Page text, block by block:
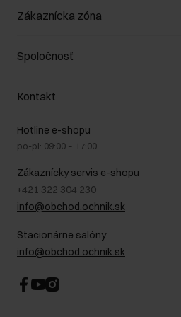
Spravovať súbory cookie
Spôsob platby
Vrátenie
Zákaznícka zóna
Zákazníky klub
Pravidlá propagácie
Starostlivosť o kožu
Bezpečné nakupovanie
Blog
Najčastejšie kladené otázky (FAQ)
Spoločnosť
O nás
GDPR - Zásady ochrany osobných
Právne informácie
Kontakt
Hotline e-shopu
po-pi: 09:00 – 17:00
Zákaznícky servis e-shopu
+421 322 304 230
info@obchod.ochnik.sk
Stacionárne salóny
info@obchod.ochnik.sk